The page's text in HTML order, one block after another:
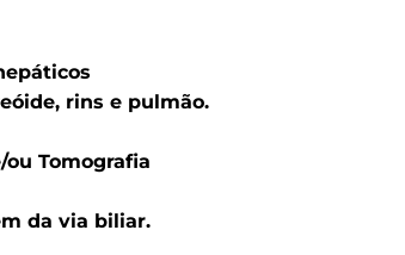
rins e pulmão.
Tomografia
da via biliar.